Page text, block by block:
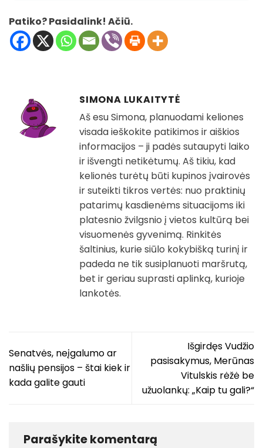
Patiko? Pasidalink! Ačiū.
SIMONA LUKAITYTĖ
Aš esu Simona, planuodami keliones
visada ieškokite patikimos ir aiškios
informacijos – ji padės sutaupyti laiko
ir išvengti netikėtumų. Aš tikiu, kad
kelionės turėtų būti kupinos įvairovės
ir suteikti tikros vertės: nuo praktinių
patarimų kasdienėms situacijoms iki
platesnio žvilgsnio į vietos kultūrą bei
visuomenės gyvenimą. Rinkitės
šaltinius, kurie siūlo kokybišką turinį ir
padeda ne tik susiplanuoti maršrutą,
bet ir geriau suprasti aplinką, kurioje
lankotės.
Senatvės, neįgalumo ar
našlių pensijos – štai kiek ir
kada galite gauti
Išgirdęs Vudžio
pasisakymus, Merūnas
Vitulskis rėžė be
užuolankų: „Kaip tu gali?“
Parašykite komentarą